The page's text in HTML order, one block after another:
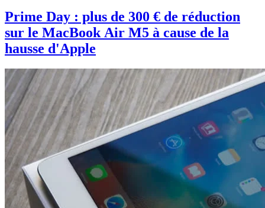
Prime Day : plus de 300 € de réduction
sur le MacBook Air M5 à cause de la
hausse d'Apple